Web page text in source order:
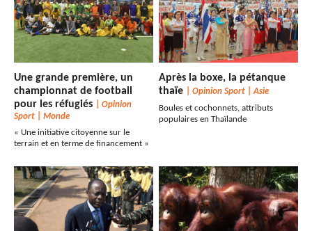
Une grande première, un
championnat de football
pour les réfugiés
Opinion
Sport
Monde
« Une initiative citoyenne sur le
terrain et en terme de financement »
Après la boxe, la pétanque
thaïe
|Opinion Sport |Asie
Boules et cochonnets, attributs
populaires en Thaïlande